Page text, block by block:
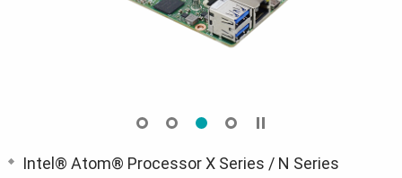
Intel® Atom® Processor X Series / N Series